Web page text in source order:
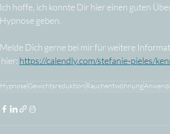
Ich hoffe, ich konnte Dir hier einen guten
Hypnose geben.
Melde Dich gerne bei mir für weitere
hier: https://calendly.com/stefanie-pieles/
HypnoseGewichtsreduktion Rauchentwöhnung